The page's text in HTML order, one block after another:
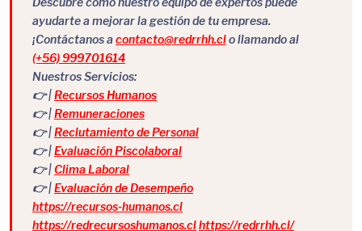
ayudarte a mejorar la gestión de tu empresa.
¡Contáctanos acontacto@redrrhh.clo llamando al
(+56) 999701614
Nuestros Servicios:
👉 |Recursos Humanos
👉 |Remuneraciones
👉 |Reclutamiento de Personal
👉 |Evaluación Piscolaboral
👉 |Clima Laboral
👉 |Evaluación de Desempeño
https://recursos-humanos.cl
https://redrecursoshumanos.clhttps://redrrhh.cl/